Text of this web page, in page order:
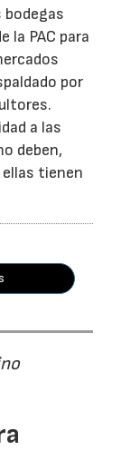
bodegas
la PAC para
por
a las
deben,
tienen